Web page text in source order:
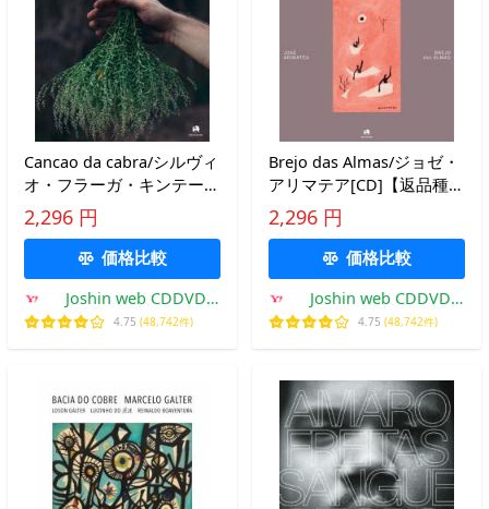
Cancao da cabra/シルヴィ
オ・フラーガ・キンテート
＆レチエレス・レイチ[CD]
【返品種別A】
2,296 円
価格比較
Joshin web CDDVD
Yahoo!店
4.75 (48,742件)
Brejo das Almas/ジョゼ・
アリマテア[CD]【返品種別
A】
2,296 円
価格比較
Joshin web CDDVD
Yahoo!店
4.75 (48,742件)